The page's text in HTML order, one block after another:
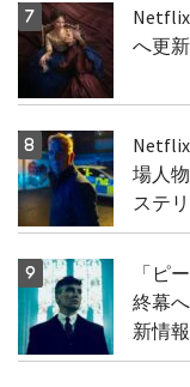
へ更
場人
ステ
「ピ
終幕
新情報